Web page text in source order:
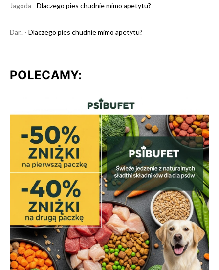
Jagoda - Dlaczego pies chudnie mimo apetytu?
Dar.. - Dlaczego pies chudnie mimo apetytu?
POLECAMY: